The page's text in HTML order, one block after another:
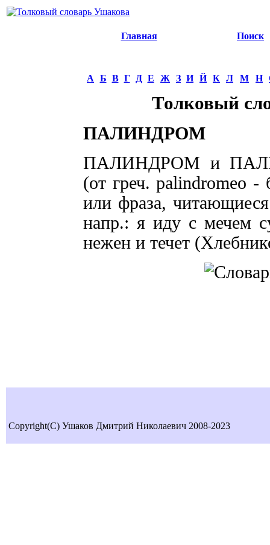
Главная Поиск
А Б В Г Д Е Ж З И Й К Л М Н
Толковый
ПАЛИНДРОМ
ПАЛИНДРОМ и
(от греч. palindromeo -
или фраза,
напр.: я иду с мечем
нежен и течет
Copyright(C) Ушаков Дмитрий Николаевич 2008-2023